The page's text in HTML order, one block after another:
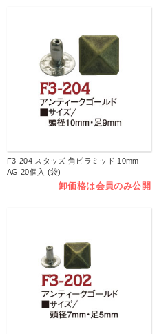
F3-204 スタッズ 角ピラミッド 10mm
AG 20個入 (袋)
卸価格は会員のみ公開